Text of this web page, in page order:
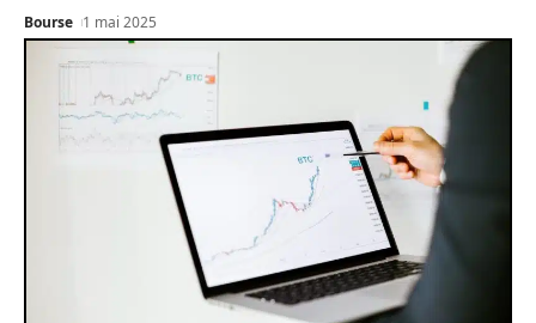
Bourse 1 mai 2025